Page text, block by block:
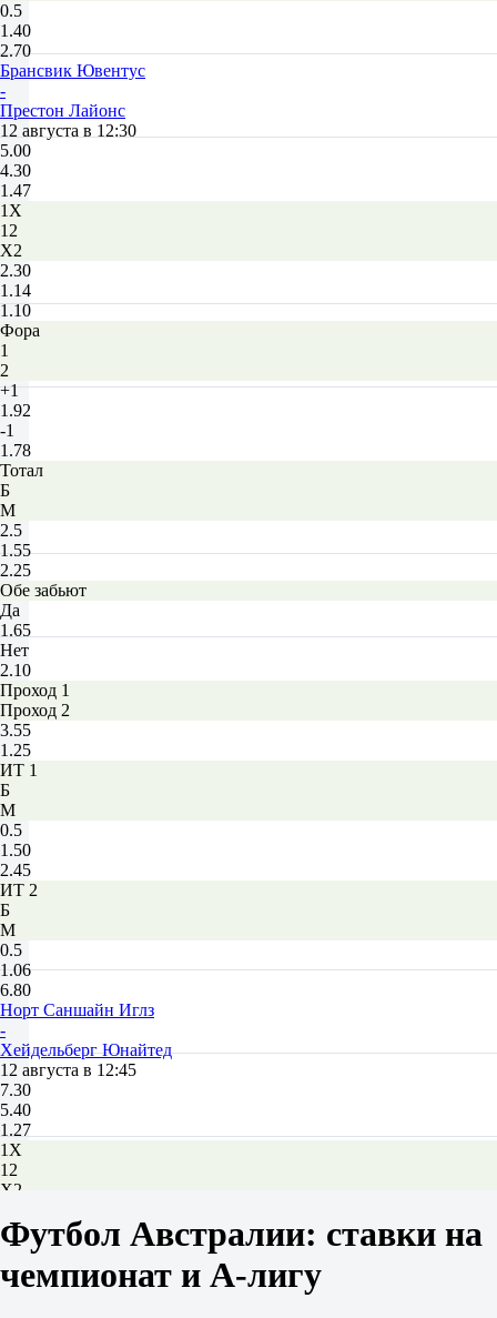
0.5
1.40
2.70
Брансвик Ювентус
-
Престон Лайонс
12 августа в 12:30
5.00
4.30
1.47
1X
12
X2
2.30
1.14
1.10
Фора
1
2
+1
1.92
-1
1.78
Тотал
Б
М
2.5
1.55
2.25
Обе забьют
Да
1.65
Нет
2.10
Проход 1
Проход 2
3.55
1.25
ИТ 1
Б
М
0.5
1.50
2.45
ИТ 2
Б
М
0.5
1.06
6.80
Норт Саншайн Иглз
-
Хейдельберг Юнайтед
12 августа в 12:45
7.30
5.40
1.27
1X
12
X2
1.08
1.03
Фора
Футбол Австралии: ставки на
чемпионат и А-лигу